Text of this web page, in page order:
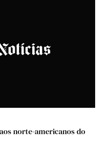
norte-americanos do